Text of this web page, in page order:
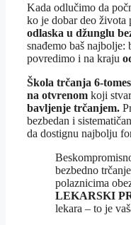
Kada odlučimo da
ko je dobar deo života
odlaska u džunglu
snađemo baš najbolje:
povredimo i na kraju
Škola trčanja 6-
na otvrenom koji
bavljenje trčanjem.
bezbedan i
da dostignu najbolju
bezbedno
polaznicima
LEKARSKI
lekara – to je